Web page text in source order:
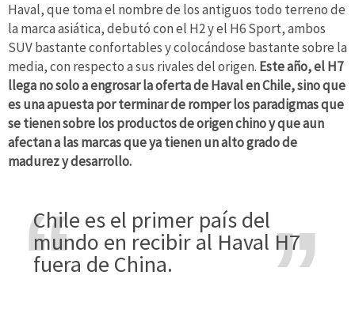
Haval, que toma el nombre de los antiguos todo terreno de
la marca asiática, debutó con el H2 y el H6 Sport, ambos
SUV bastante confortables y colocándose bastante sobre la
media, con respecto a sus rivales del origen. Este año, el H7
llega no solo a engrosar la oferta de Haval en Chile, sino que
es una apuesta por terminar de romper los paradigmas que
se tienen sobre los productos de origen chino y que aun
afectan a las marcas que ya tienen un alto grado de
madurez y desarrollo.
Chile es el primer país del
mundo en recibir al Haval H7
fuera de China.